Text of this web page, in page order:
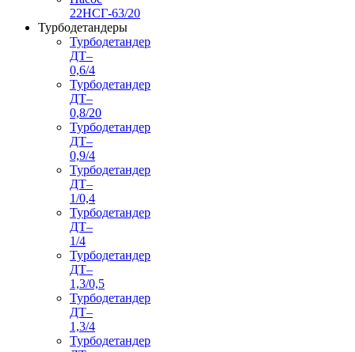
22НСГ-63/20
Турбодетандеры
Турбодетандер
ДТ–
0,6/4
Турбодетандер
ДТ–
0,8/20
Турбодетандер
ДТ–
0,9/4
Турбодетандер
ДТ–
1/0,4
Турбодетандер
ДТ–
1/4
Турбодетандер
ДТ–
1,3/0,5
Турбодетандер
ДТ–
1,3/4
Турбодетандер